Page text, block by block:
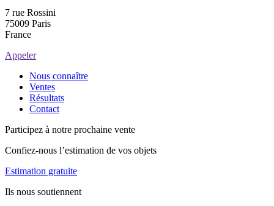
7 rue Rossini
75009 Paris
France
Appeler
Nous connaître
Ventes
Résultats
Contact
Participez à notre prochaine vente
Confiez-nous l’estimation de vos objets
Estimation gratuite
Ils nous soutiennent